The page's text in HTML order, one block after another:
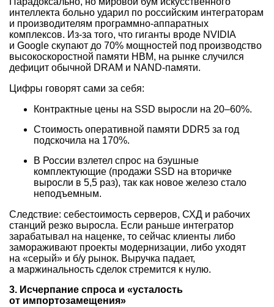
интеллекта больно ударил по российским интеграторам
и производителям программно-аппаратных
комплексов. Из-за того, что гиганты вроде NVIDIA
и Google скупают до 70% мощностей под производство
высокоскоростной памяти HBM, на рынке случился
дефицит обычной DRAM и NAND-памяти.
Цифры говорят сами за себя:
Контрактные цены на SSD выросли на 20–60%.
Стоимость оперативной памяти DDR5 за год
подскочила на 170%.
В России взлетел спрос на бэушные
комплектующие (продажи SSD на вторичке
выросли в 5,5 раз), так как новое железо стало
неподъемным.
Следствие: себестоимость серверов, СХД и рабочих
станций резко выросла. Если раньше интегратор
зарабатывал на наценке, то сейчас клиенты либо
замораживают проекты модернизации, либо уходят
на «серый» и б/у рынок. Выручка падает,
а маржинальность сделок стремится к нулю.
3. Исчерпание спроса и «усталость
от импортозамещения»